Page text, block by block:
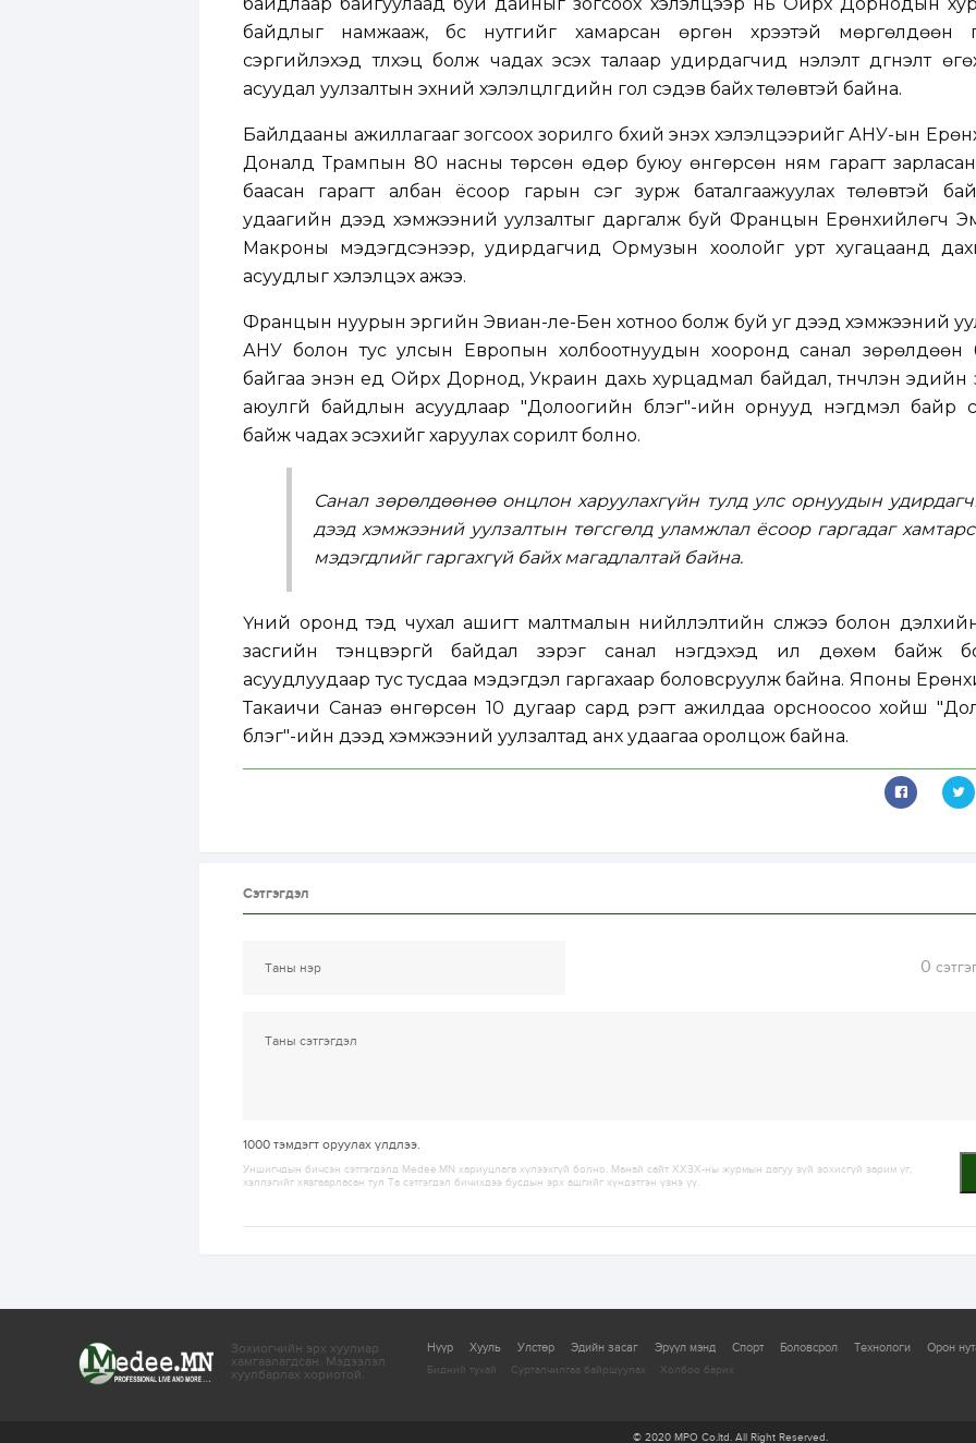
байдлыг намжааж, бүс нутгийг хамарсан өргөн хүрээтэй мөргөлдөөн
сэргийлэхэд түлхэц болж чадах эсэх талаар удирдагчид үнэлэлт дүгнэлт
асуудал уулзалтын эхний хэлэлцүүлгүүдийн гол сэдэв байх төлөвтэй байна.
Байлдааны ажиллагааг зогсоох зорилго бүхий энэхүү хэлэлцээрийг АНУ-ын
Доналд Трампын 80 насны төрсөн өдөр буюу өнгөрсөн ням гарагт
баасан гарагт албан ёсоор гарын үсэг зурж баталгаажуулах төлөвтэй
удаагийн дээд хэмжээний уулзалтыг даргалж буй Францын Ерөнхийлөгч
Макроны мэдэгдсэнээр, удирдагчид Ормузын хоолойг урт хугацаанд
асуудлыг хэлэлцэх ажээ.
Францын нуурын эргийн Эвиан-ле-Бен хотноо болж буй уг дээд хэмжээний
АНУ болон тус улсын Европын холбоотнуудын хооронд санал зөрөлдөөн
байгаа энэн үед Ойрх Дорнод, Украин дахь хурцадмал байдал, түүнчлэн эдийн
аюулгүй байдлын асуудлаар "Долоогийн бүлэг"-ийн орнууд нэгдмэл байр
байж чадах эсэхийг харуулах сорилт болно.
Санал зөрөлдөөнөө онцлон харуулахгүйн тулд улс орнуудын
дээд хэмжээний уулзалтын төгсгөлд уламжлал ёсоор гаргадаг
мэдэгдлийг гаргахгүй байх магадлалтай байна.
Үүний оронд тэд чухал ашигт малтмалын нийлүүлэлтийн сүлжээ болон
засгийн тэнцвэргүй байдал зэрэг санал нэгдэхэд илүү дөхөм байж
асуудлуудаар тус тусдаа мэдэгдэл гаргахаар боловсруулж байна. Японы
Такаичи Санаэ өнгөрсөн 10 дугаар сард үүрэгт ажилдаа орсноосоо хойш
бүлэг"-ийн дээд хэмжээний уулзалтад анх удаагаа оролцож байна.
Сэтгэгдэл
0
1000 тэмдэгт оруулах үлдлээ.
Уншигчдын бичсэн сэтгэгдэлд Medee.MN хариуцлага хүлээхгүй болно. Манай сайт ХХЗХ-ны журмын дагуу зүй зохисгүй зарим үг,
хэллэгийг хязгаарласан тул Та сэтгэгдэл бичихдээ бусдын эрх ашгийг хүндэтгэн үзнэ үү.
Зохиогчийн эрх хуулиар
хамгаалагдсан. Мэдээлэл
хуулбарлах хориотой.
Нүүр Хууль Улстөр Эдийн засаг Эрүүл мэнд Спорт Боловсрол Технологи Орон
Бидний тухай Сурталчилгаа байршуулах Холбоо барих
© 2020 MPO Co.ltd. All Right Reserved.